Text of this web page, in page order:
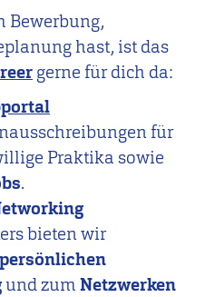
Bewerbung,
hast, ist das
gerne für dich da:
für
Praktika sowie
.
bieten wir
persönlichen
und zumNetzwerken